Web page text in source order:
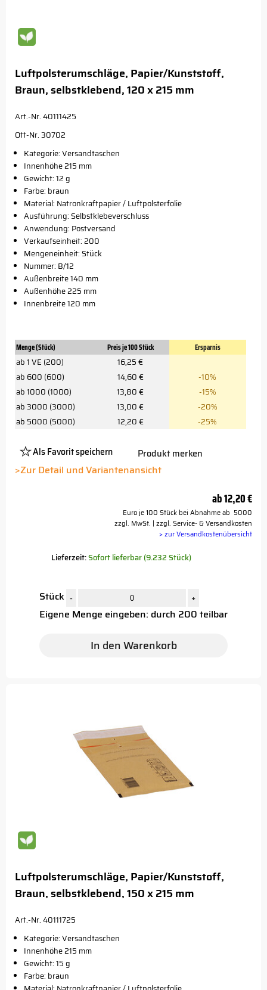
Luftpolsterumschläge, Papier/Kunststoff,
Braun, selbstklebend, 120 x 215 mm
Art.-Nr. 40111425
Ott-Nr. 30702
Kategorie: Versandtaschen
Innenhöhe 215 mm
Gewicht: 12 g
Farbe: braun
Material: Natronkraftpapier / Luftpolsterfolie
Ausführung: Selbstklebeverschluss
Anwendung: Postversand
Verkaufseinheit: 200
Mengeneinheit: Stück
Nummer: B/12
Außenbreite 140 mm
Außenhöhe 225 mm
Innenbreite 120 mm
Menge (Stück) Preis je 100 Stück
Ersparnis
ab 1 VE (200)
16,25 €
ab 600 (600)
14,60 €
-10%
ab 1000 (1000)
13,80 €
-15%
ab 3000 (3000)
13,00 €
-20%
ab 5000 (5000)
12,20 € -25%
Als Favorit speichern
Platzhalter
Button
Produkt merken
>Zur Detail und Variantenansicht
ab12,20 €
Euro je 100 Stück bei Abnahme ab 5000
zzgl. MwSt. | zzgl. Service- & Versandkosten
> zur Versandkostenübersicht
Lieferzeit:Sofort lieferbar (9.232 Stück)
Stück - +
Eigene Menge eingeben: durch 200 teilbar
In den Warenkorb
Luftpolsterumschläge, Papier/Kunststoff,
Braun, selbstklebend, 150 x 215 mm
Art.-Nr. 40111725
Kategorie: Versandtaschen
Innenhöhe 215 mm
Gewicht: 15 g
Farbe: braun